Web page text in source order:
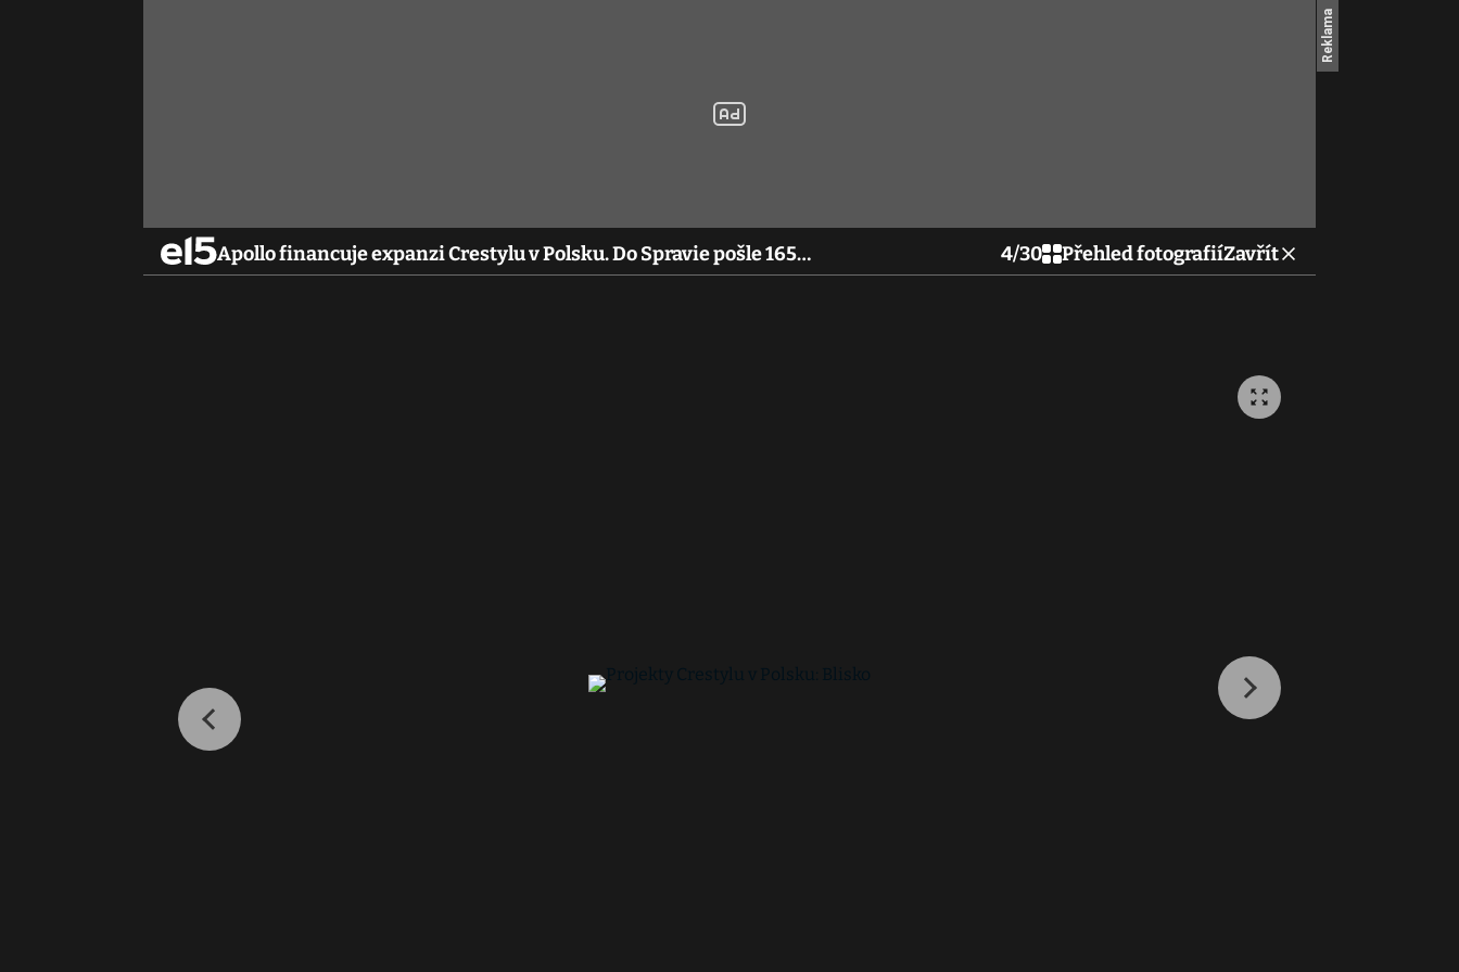
Apollo financuje expanzi Crestylu v Polsku. Do Spravie pošle 165… 4/30 Přehled fotografiíZavřít